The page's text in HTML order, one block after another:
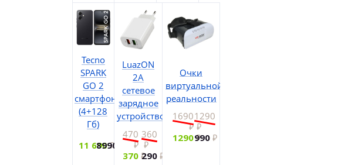
Tecno
SPARK
GO 2
смартфон
(4+128
Гб)
11 690
8990
LuazON
2A
сетевое
зарядное
устройство
470
370
360
290
Очки
виртуальной
реальности
1690
1290
1290
990